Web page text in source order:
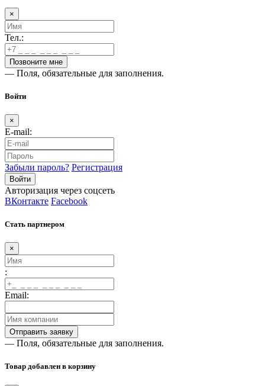
×
Тел.:
— Поля, обязательные для заполнения.
Войти
×
E-mail:
Забыли пароль? Регистрация
Авторизация через соцсеть
ВКонтакте Facebook
Стать партнером
×
:
Email:
— Поля, обязательные для заполнения.
Товар добавлен в корзину